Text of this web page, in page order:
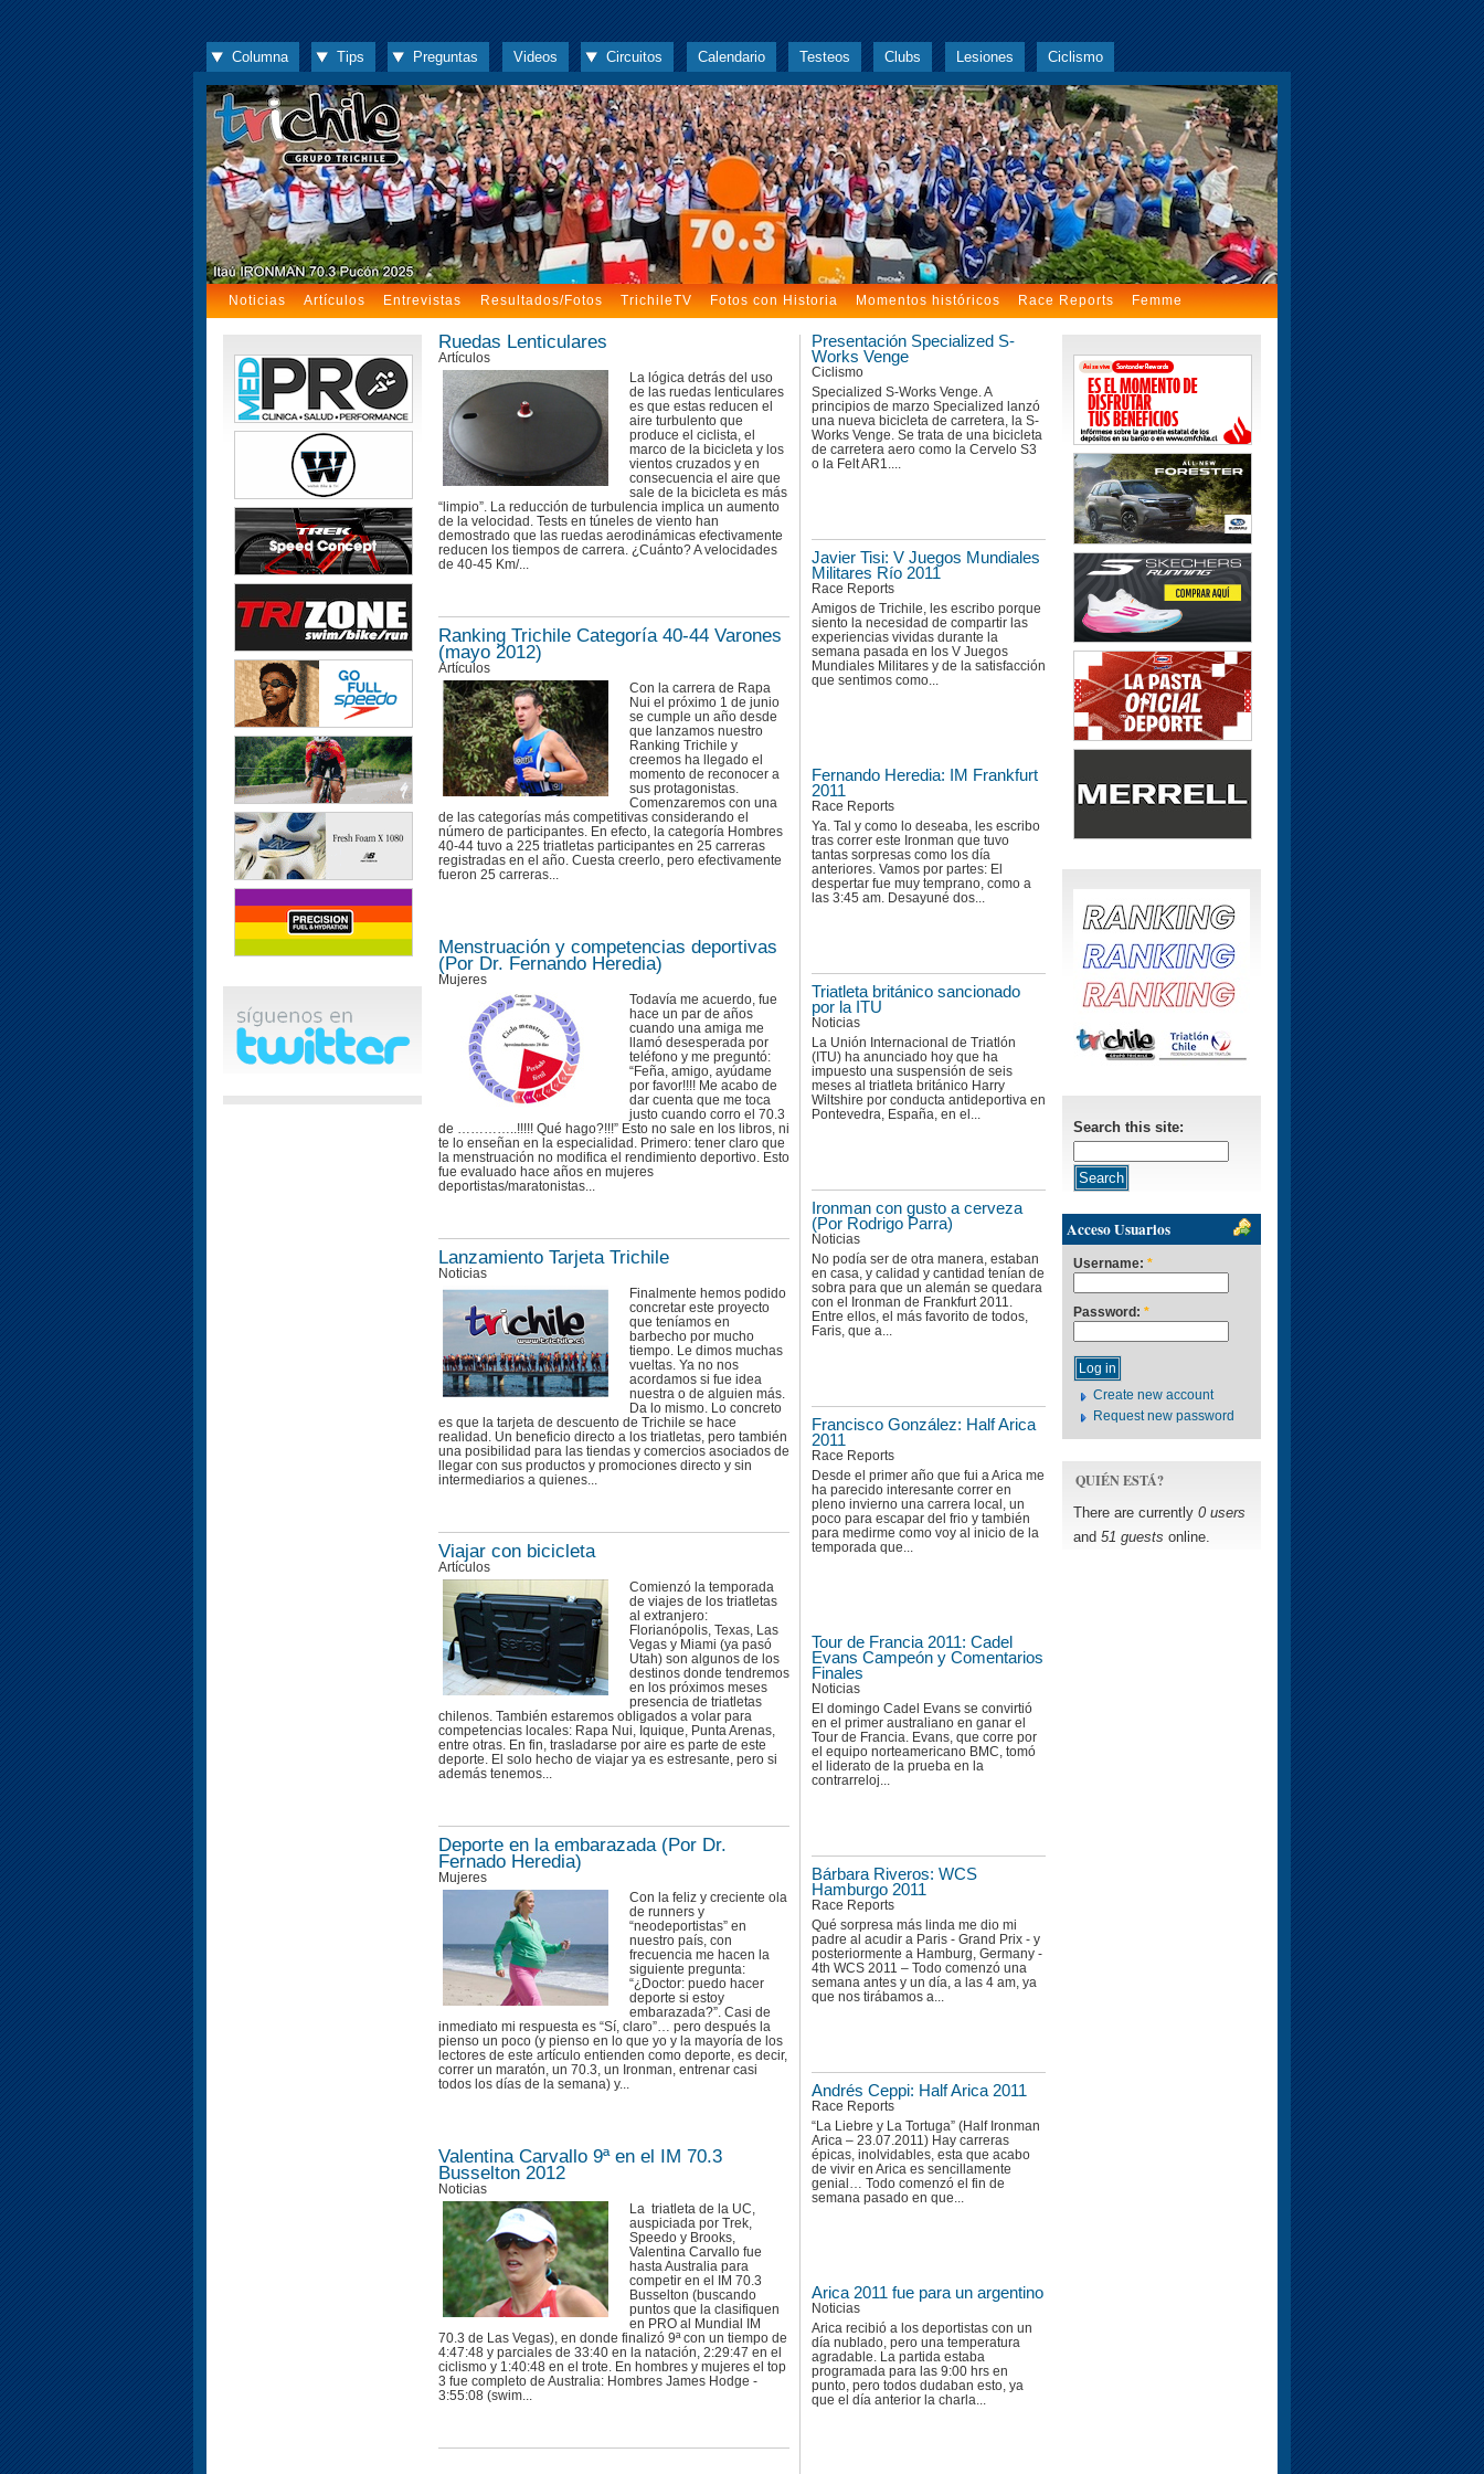
Columna Tips Preguntas Videos Circuitos Calendario Testeos Clubs Lesiones Ciclismo
Noticias Artículos Entrevistas Resultados/Fotos TrichileTV Fotos con Historia Momentos históricos Race Reports Femme
Presentación Specialized S-
Works Venge
Ciclismo
Specialized S-Works Venge. A
principios de marzo Specialized lanzó
una nueva bicicleta de carretera, la S-
Works Venge. Se trata de una bicicleta
de carretera aero como la Cervelo S3
o la Felt AR1....
Javier Tisi: V Juegos Mundiales
Militares Río 2011
Race Reports
Amigos de Trichile, les escribo porque
siento la necesidad de compartir las
experiencias vividas durante la
semana pasada en los V Juegos
Mundiales Militares y de la satisfacción
que sentimos como...
Fernando Heredia: IM Frankfurt
2011
Race Reports
Ya. Tal y como lo deseaba, les escribo
tras correr este Ironman que tuvo
tantas sorpresas como los día
anteriores. Vamos por partes: El
despertar fue muy temprano, como a
las 3:45 am. Desayuné dos...
Triatleta británico sancionado
por la ITU
Noticias
La Unión Internacional de Triatlón
(ITU) ha anunciado hoy que ha
impuesto una suspensión de seis
meses al triatleta británico Harry
Wiltshire por conducta antideportiva en
Pontevedra, España, en el...
Ironman con gusto a cerveza
(Por Rodrigo Parra)
Noticias
No podía ser de otra manera, estaban
en casa, y calidad y cantidad tenían de
sobra para que un alemán se quedara
con el Ironman de Frankfurt 2011.
Entre ellos, el más favorito de todos,
Faris, que a...
Francisco González: Half Arica
2011
Race Reports
Desde el primer año que fui a Arica me
ha parecido interesante correr en
pleno invierno una carrera local, un
poco para escapar del frio y también
para medirme como voy al inicio de la
temporada que...
Tour de Francia 2011: Cadel
Evans Campeón y Comentarios
Finales
Noticias
El domingo Cadel Evans se convirtió
en el primer australiano en ganar el
Tour de Francia. Evans, que corre por
el equipo norteamericano BMC, tomó
el liderato de la prueba en la
contrarreloj...
Bárbara Riveros: WCS
Hamburgo 2011
Race Reports
Qué sorpresa más linda me dio mi
padre al acudir a Paris - Grand Prix - y
posteriormente a Hamburg, Germany -
4th WCS 2011 – Todo comenzó una
semana antes y un día, a las 4 am, ya
que nos tirábamos a...
Andrés Ceppi: Half Arica 2011
Race Reports
“La Liebre y La Tortuga” (Half Ironman
Arica – 23.07.2011) Hay carreras
épicas, inolvidables, esta que acabo
de vivir en Arica es sencillamente
genial… Todo comenzó el fin de
semana pasado en que...
Arica 2011 fue para un argentino
Noticias
Arica recibió a los deportistas con un
día nublado, pero una temperatura
agradable. La partida estaba
programada para las 9:00 hrs en
punto, pero todos dudaban esto, ya
que el día anterior la charla...
Ruedas Lenticulares
Artículos
La lógica detrás del uso
de las ruedas lenticulares
es que estas reducen el
aire turbulento que
produce el ciclista, el
marco de la bicicleta y los
vientos cruzados y en
consecuencia el aire que
sale de la bicicleta es más
“limpio”. La reducción de turbulencia implica un aumento
de la velocidad. Tests en túneles de viento han
demostrado que las ruedas aerodinámicas efectivamente
reducen los tiempos de carrera. ¿Cuánto? A velocidades
de 40-45 Km/...
Ranking Trichile Categoría 40-44 Varones
(mayo 2012)
Artículos
Con la carrera de Rapa
Nui el próximo 1 de junio
se cumple un año desde
que lanzamos nuestro
Ranking Trichile y
creemos ha llegado el
momento de reconocer a
sus protagonistas.
Comenzaremos con una
de las categorías más competitivas considerando el
número de participantes. En efecto, la categoría Hombres
40-44 tuvo a 225 triatletas participantes en 25 carreras
registradas en el año. Cuesta creerlo, pero efectivamente
fueron 25 carreras...
Menstruación y competencias deportivas
(Por Dr. Fernando Heredia)
Mujeres
Todavía me acuerdo, fue
hace un par de años
cuando una amiga me
llamó desesperada por
teléfono y me preguntó:
“Feña, amigo, ayúdame
por favor!!!! Me acabo de
dar cuenta que me toca
justo cuando corro el 70.3
de …………..!!!!! Qué hago?!!!” Esto no sale en los libros, ni
te lo enseñan en la especialidad. Primero: tener claro que
la menstruación no modifica el rendimiento deportivo. Esto
fue evaluado hace años en mujeres
deportistas/maratonistas...
Lanzamiento Tarjeta Trichile
Noticias
Finalmente hemos podido
concretar este proyecto
que teníamos en
barbecho por mucho
tiempo. Le dimos muchas
vueltas. Ya no nos
acordamos si fue idea
nuestra o de alguien más.
Da lo mismo. Lo concreto
es que la tarjeta de descuento de Trichile se hace
realidad. Un beneficio directo a los triatletas, pero también
una posibilidad para las tiendas y comercios asociados de
llegar con sus productos y promociones directo y sin
intermediarios a quienes...
Viajar con bicicleta
Artículos
Comienzó la temporada
de viajes de los triatletas
al extranjero:
Florianópolis, Texas, Las
Vegas y Miami (ya pasó
Utah) son algunos de los
destinos donde tendremos
en los próximos meses
presencia de triatletas
chilenos. También estaremos obligados a volar para
competencias locales: Rapa Nui, Iquique, Punta Arenas,
entre otras. En fin, trasladarse por aire es parte de este
deporte. El solo hecho de viajar ya es estresante, pero si
además tenemos...
Deporte en la embarazada (Por Dr.
Fernado Heredia)
Mujeres
Con la feliz y creciente ola
de runners y
“neodeportistas” en
nuestro país, con
frecuencia me hacen la
siguiente pregunta:
“¿Doctor: puedo hacer
deporte si estoy
embarazada?”. Casi de
inmediato mi respuesta es “Sí, claro”… pero después la
pienso un poco (y pienso en lo que yo y la mayoría de los
lectores de este artículo entienden como deporte, es decir,
correr un maratón, un 70.3, un Ironman, entrenar casi
todos los días de la semana) y...
Valentina Carvallo 9ª en el IM 70.3
Busselton 2012
Noticias
La triatleta de la UC,
auspiciada por Trek,
Speedo y Brooks,
Valentina Carvallo fue
hasta Australia para
competir en el IM 70.3
Busselton (buscando
puntos que la clasifiquen
en PRO al Mundial IM
70.3 de Las Vegas), en donde finalizó 9ª con un tiempo de
4:47:48 y parciales de 33:40 en la natación, 2:29:47 en el
ciclismo y 1:40:48 en el trote. En hombres y mujeres el top
3 fue completo de Australia: Hombres James Hodge -
3:55:08 (swim...
Search this site:
Acceso Usuarios
Username: *
Password: *
Create new account
Request new password
QUIÉN ESTÁ?
There are currently 0 users
and 51 guests online.